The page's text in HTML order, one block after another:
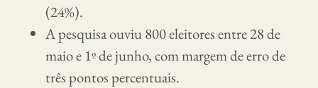
(24%).
A pesquisa ouviu 800 eleitores entre 28 de
maio e 1º de junho, com margem de erro de
três pontos percentuais.